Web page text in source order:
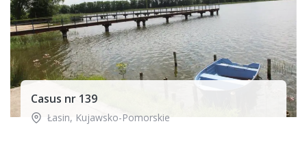
Casus nr 139
Łasin, Kujawsko-Pomorskie